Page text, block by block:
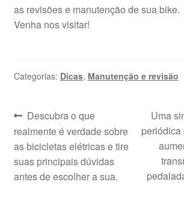
as revisões e manutenção de sua bike.
Venha nos visitar!
Categorias: Dicas, Manutenção e revisão
Navegação
de
Post
Post
anterior:
Descubra o que
realmente é verdade sobre
as bicicletas elétricas e tire
suas principais dúvidas
antes de escolher a sua.
post:
Uma
periódica